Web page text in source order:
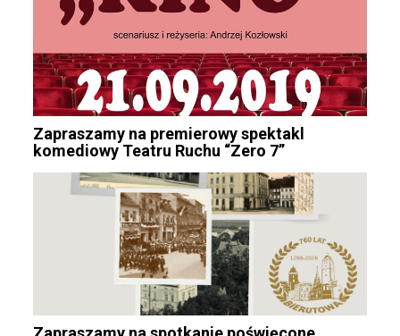
Zapraszamy na premierowy spektakl
komediowy Teatru Ruchu “Zero 7”